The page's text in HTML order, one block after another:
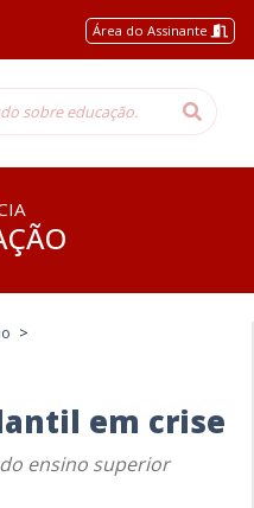
Área do Assinante
>
em crise
ensino superior